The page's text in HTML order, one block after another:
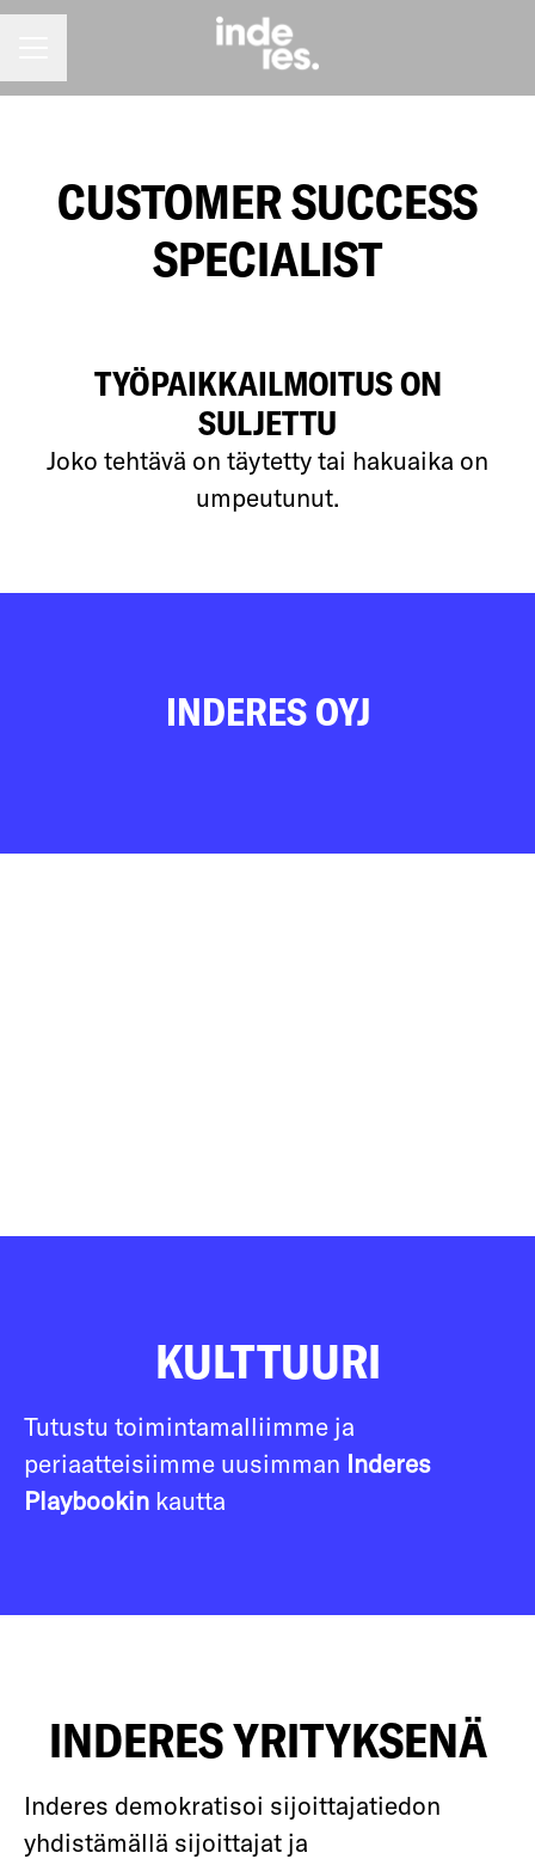
CUSTOMER SUCCESS
SPECIALIST
TYÖPAIKKAILMOITUS ON
SULJETTU
Joko tehtävä on täytetty tai hakuaika on
umpeutunut.
INDERES OYJ
KULTTUURI
Tutustu toimintamalliimme ja
periaatteisiimme uusimman Inderes
Playbookin kautta
INDERES YRITYKSENÄ
Inderes demokratisoi sijoittajatiedon
yhdistämällä sijoittajat ja